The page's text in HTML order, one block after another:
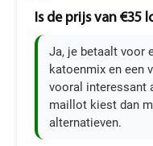
Is de prijs van €35
Ja, je betaalt voor
katoenmix en een
vooral interessant
maillot kiest dan
alternatieven.